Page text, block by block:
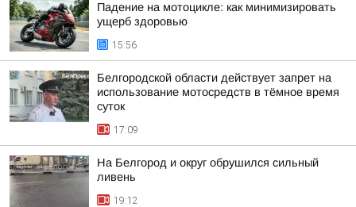
Падение на мотоцикле: как минимизировать
ущерб здоровью
15:56
Белгородской области действует запрет на
использование мотосредств в тёмное время
суток
17:09
На Белгород и округ обрушился сильный
ливень
19:12